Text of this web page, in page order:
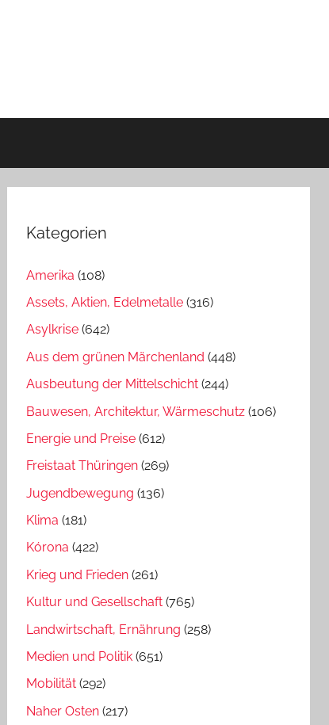
Kategorien
Amerika (108)
Assets, Aktien, Edelmetalle (316)
Asylkrise (642)
Aus dem grünen Märchenland (448)
Ausbeutung der Mittelschicht (244)
Bauwesen, Architektur, Wärmeschutz (106)
Energie und Preise (612)
Freistaat Thüringen (269)
Jugendbewegung (136)
Klima (181)
Kórona (422)
Krieg und Frieden (261)
Kultur und Gesellschaft (765)
Landwirtschaft, Ernährung (258)
Medien und Politik (651)
Mobilität (292)
Naher Osten (217)